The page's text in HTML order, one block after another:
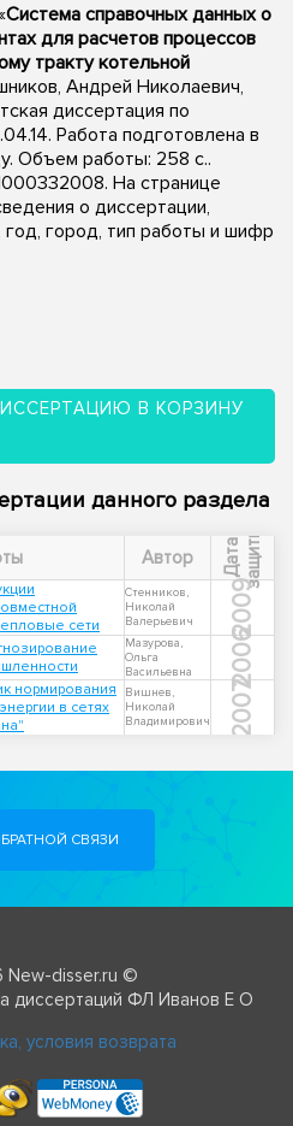
Система справочных данных о
для расчетов процессов
тракту котельной
Андрей Николаевич,
диссертация по
Работа подготовлена в
Объем работы: 258 с..
На странице
о диссертации,
год, город, тип работы и шифр
В КОРЗИНУ
данного раздела
Автор Д
а
т
а
з
а
щ
и
т ы
сети
Стенников,
Николай
Валерьевич
2009
Мазурова,
Ольга
Васильевна
2006
нормирования
в сетях
Вишнев,
Николай
Владимирович
2007
СВЯЗИ
New-disser.ru ©
диссертаций ФЛ Иванов Е О
условия возврата